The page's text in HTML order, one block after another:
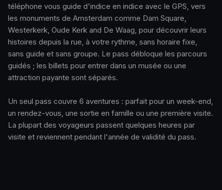
téléphone vous guide d'indice en indice avec le GPS, vers
les monuments de Amsterdam comme Dam Square,
Westerkerk, Oude Kerk and De Waag, pour découvrir leurs
histoires depuis la rue, à votre rythme, sans horaire fixe,
sans guide et sans groupe. Le pass débloque les parcours
guidés ; les billets pour entrer dans un musée ou une
attraction payante sont séparés.
Un seul pass couvre 6 aventures : parfait pour un week-end,
un rendez-vous, une sortie en famille ou une première visite.
La plupart des voyageurs passent quelques heures par
visite et reviennent pendant l'année de validité du pass.